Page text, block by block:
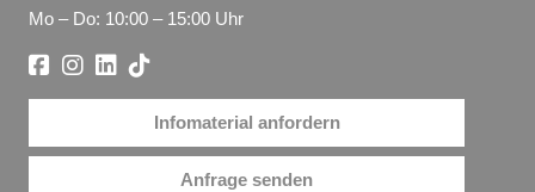
Mo – Do: 10:00 – 15:00 Uhr
Infomaterial anfordern
Anfrage senden